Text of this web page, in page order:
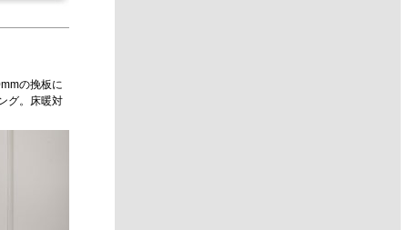
の挽板に
グ。床暖対